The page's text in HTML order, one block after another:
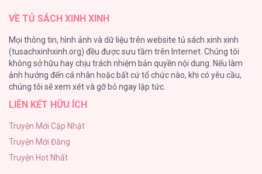
116
Làm vị cứu tinh thật dễ dàng
113
|END| Định Tên Mối Quan Hệ
Phạm Luật
106
VỀ TỦ SÁCH XINH XINH
Mọi thông tin, hình ảnh và dữ liệu trên website tủ sách xinh xinh
(tusachxinhxinh.org) đều được sưu tầm trên Internet. Chúng tôi
không sở hữu hay chịu trách nhiệm bản quyền nội dung. Nếu làm
ảnh hưởng đến cá nhân hoặc bất cứ tổ chức nào, khi có yêu cầu,
chúng tôi sẽ xem xét và gỡ bỏ ngay lập tức.
LIÊN KẾT HỮU ÍCH
Truyện Mới Cập Nhật
Truyện Mới Đăng
Truyện Hot Nhất